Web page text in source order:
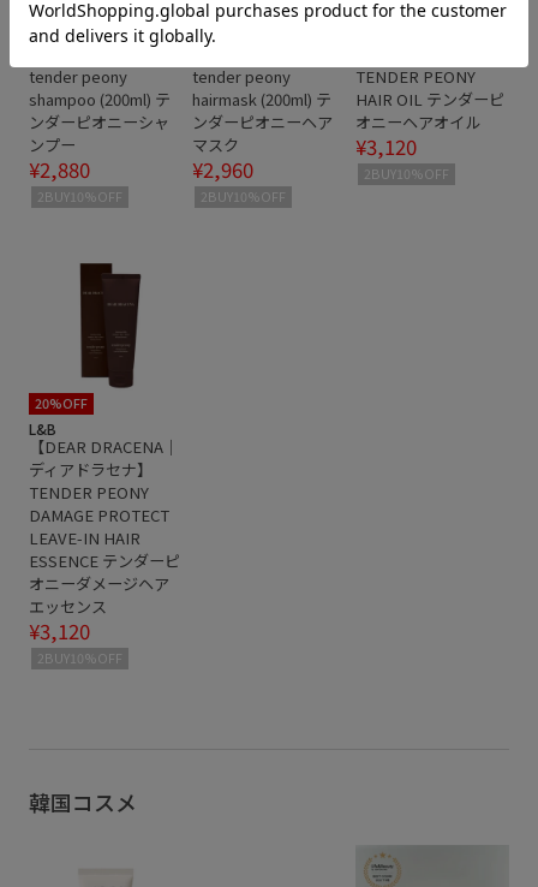
L&B
【DEAR DRACENA｜
ディアドラセナ】
tender peony
shampoo (200ml) テ
ンダーピオニーシャ
ンプー
¥2,880
2BUY10%OFF
L&B
【DEAR DRACENA｜
ディアドラセナ】
tender peony
hairmask (200ml) テ
ンダーピオニーヘア
マスク
¥2,960
2BUY10%OFF
L&B
TENDER PEONY
HAIR OIL テンダーピ
オニーヘアオイル
¥3,120
2BUY10%OFF
20%OFF
L&B
【DEAR DRACENA｜
ディアドラセナ】
TENDER PEONY
DAMAGE PROTECT
LEAVE-IN HAIR
ESSENCE テンダーピ
オニーダメージヘア
エッセンス
¥3,120
2BUY10%OFF
韓国コスメ